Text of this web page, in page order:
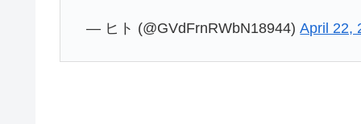
— ヒト (@GVdFrnRWbN18944)April 22,